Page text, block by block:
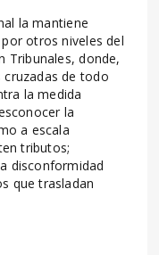
la mantiene
otros niveles del
Tribunales, donde,
de todo
la medida
la
a escala
tributos;
disconformidad
que trasladan